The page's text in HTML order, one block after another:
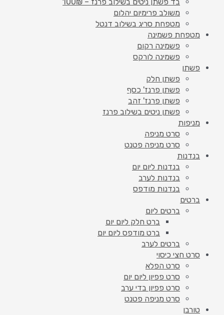
משולב פרימיום יהלום
מטפחת סריג בשילוב דנטל
מטפחת פשמינה
פשמינה רקום
פשמינה לורקס
פשתן
פשתן חלק
פשתן פרנז' כסף
פשתן פרנז' זהב
פשתן ניטים בשילוב פרנז
מניפות
סרט מניפה
סרט מניפה פטנט
בנדנות
בנדנות ליום יום
בנדנות לערב
בנדנות מודפס
ברטים
ברטים ליום
ברט חלק ליום יום
ברט מודפס ליום יום
ברטים לערב
סרט חצי כיסוי
סרט הפלא
סרט פפיון ליום יום
סרט פפיון בדי ערב
סרט מניפה פטנט
טורבן